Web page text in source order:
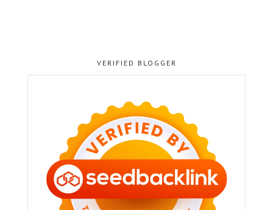
VERIFIED BLOGGER